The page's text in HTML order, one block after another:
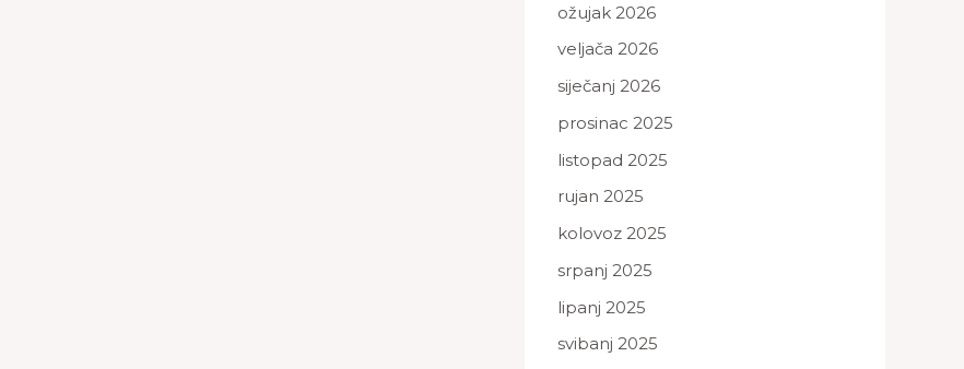
ožujak 2026
veljača 2026
siječanj 2026
prosinac 2025
listopad 2025
rujan 2025
kolovoz 2025
srpanj 2025
lipanj 2025
svibanj 2025